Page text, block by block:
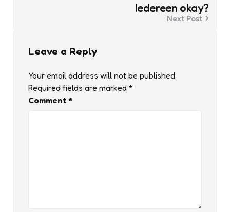
Iedereen okay?
Next Post
Leave a Reply
Your email address will not be published.
Required fields are marked *
Comment *